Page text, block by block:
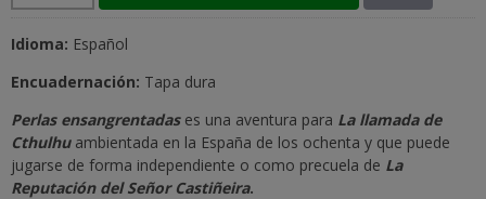
Idioma: Español
Encuadernación: Tapa dura
Perlas ensangrentadases una aventura para La llamada de
Cthulhu ambientada en la España de los ochenta y que puede
jugarse de forma independiente o como precuela de La
Reputación del Señor Castiñeira.